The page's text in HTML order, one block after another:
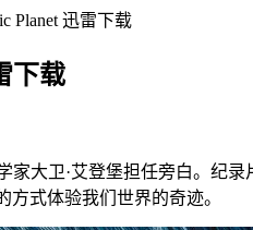
Planet 迅雷下载
下载
家大卫·艾登堡担任旁白。纪
式体验我们世界的奇迹。